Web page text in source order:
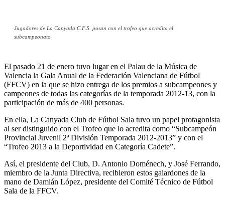
Jugadores de La Canyada C.F.S. posan con el trofeo que acredita el
subcampeonato
El pasado 21 de enero tuvo lugar en el Palau de la Música de
Valencia la Gala Anual de la Federación Valenciana de Fútbol
(FFCV) en la que se hizo entrega de los premios a subcampeones y
campeones de todas las categorías de la temporada 2012-13, con la
participación de más de 400 personas.
En ella, La Canyada Club de Fútbol Sala tuvo un papel protagonista
al ser distinguido con el Trofeo que lo acredita como “Subcampeón
Provincial Juvenil 2ª División Temporada 2012-2013” y con el
“Trofeo 2013 a la Deportividad en Categoría Cadete”.
Así, el presidente del Club, D. Antonio Doménech, y José Ferrando,
miembro de la Junta Directiva, recibieron estos galardones de la
mano de Damián López, presidente del Comité Técnico de Fútbol
Sala de la FFCV.